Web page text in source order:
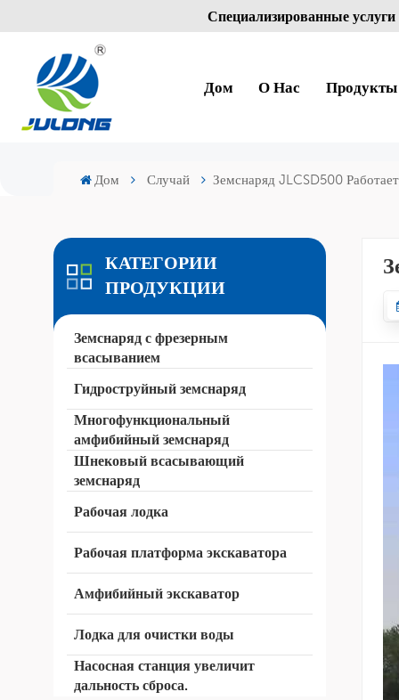
Специализированные
Дом О Нас Продукты
Дом Случай Земснаряд JLCSD500
КАТЕГОРИИ
ПРОДУКЦИИ
Земснаряд с фрезерным
всасыванием
Гидроструйный земснаряд
Многофункциональный
амфибийный земснаряд
Шнековый всасывающий
земснаряд
Рабочая лодка
Рабочая платформа экскаватора
Амфибийный экскаватор
Лодка для очистки воды
Насосная станция увеличит
дальность сброса.